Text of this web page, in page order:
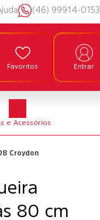
(46) 99914-0153
Favoritos Entrar
e Acessórios
Croydon
80 cm